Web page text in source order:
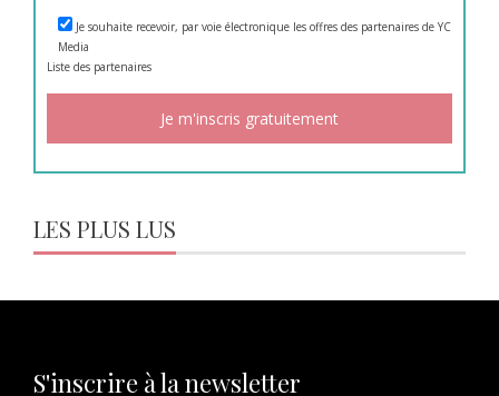
Je souhaite recevoir, par voie électronique les offres des partenaires de YC
Media
Liste des partenaires
LES PLUS LUS
S'inscrire à la newsletter